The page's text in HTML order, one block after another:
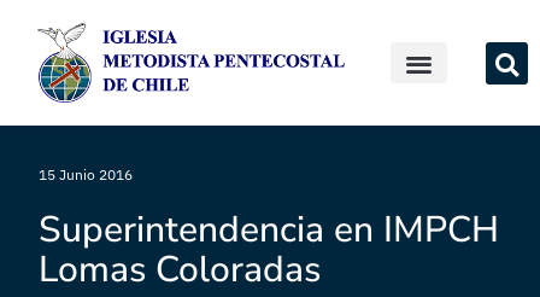
15 Junio 2016
Superintendencia en IMPCH
Lomas Coloradas